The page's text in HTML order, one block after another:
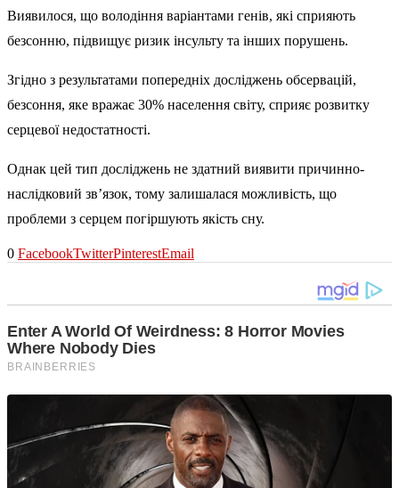
Виявилося, що володіння варіантами генів, які сприяють
безсонню, підвищує ризик інсульту та інших порушень.
Згідно з результатами попередніх досліджень обсервацій,
безсоння, яке вражає 30% населення світу, сприяє розвитку
серцевої недостатності.
Однак цей тип досліджень не здатний виявити причинно-
наслідковий зв’язок, тому залишалася можливість, що
проблеми з серцем погіршують якість сну.
0 FacebookTwitterPinterestEmail